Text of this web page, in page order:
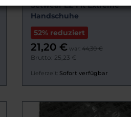
Setwear EZ-Fit Extreme
Handschuhe
52% reduziert
21,20 € war: 44,30 €
Brutto: 25,23 €
Lieferzeit: Sofort verfügbar